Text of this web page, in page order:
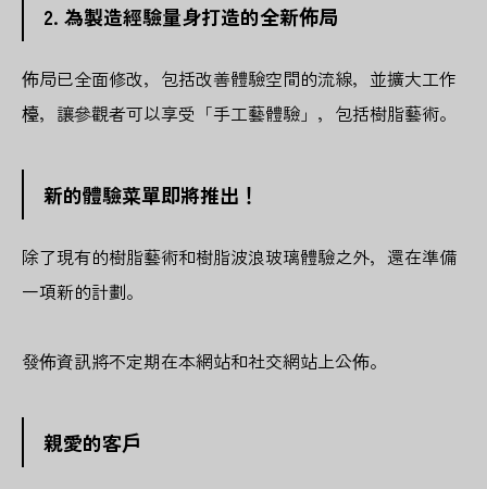
2. 為製造經驗量身打造的全新佈局
佈局已全面修改，包括改善體驗空間的流線，並擴大工作
檯，讓參觀者可以享受「手工藝體驗」，包括樹脂藝術。
新的體驗菜單即將推出！
除了現有的樹脂藝術和樹脂波浪玻璃體驗之外，還在準備
一項新的計劃。
發佈資訊將不定期在本網站和社交網站上公佈。
親愛的客戶